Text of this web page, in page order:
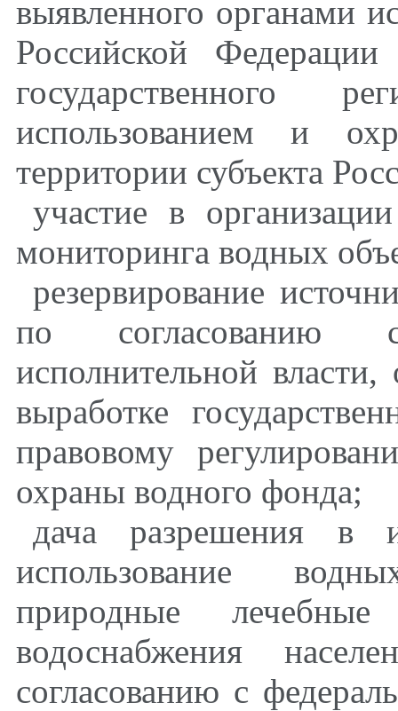
выявленного органами
Российской Федерации
государственного
использованием и
территории субъекта
участие в
мониторинга водных
резервирование
по согласованию
исполнительной
выработке
правовому
охраны водного фонда;
дача разрешения в
использование
природные
водоснабжения
согласованию с